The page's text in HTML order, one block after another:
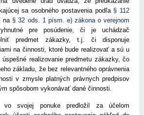
sa osobného postavenia podľa § 112
na § 32 ods. 1 písm. e) zákona o verejnom
pre posúdenie, či je uchádzač
predmet zákazky, t.j. či disponuje
na činnosti, ktoré bude realizovať a sú u
úspešné realizovanie predmetu zákazky, čo
základu, že bez relevantného oprávnenia
v zmysle platných právnych predpisov
spôsobom vykonávať dané činnosti.
svojej ponuke predložil za účelom